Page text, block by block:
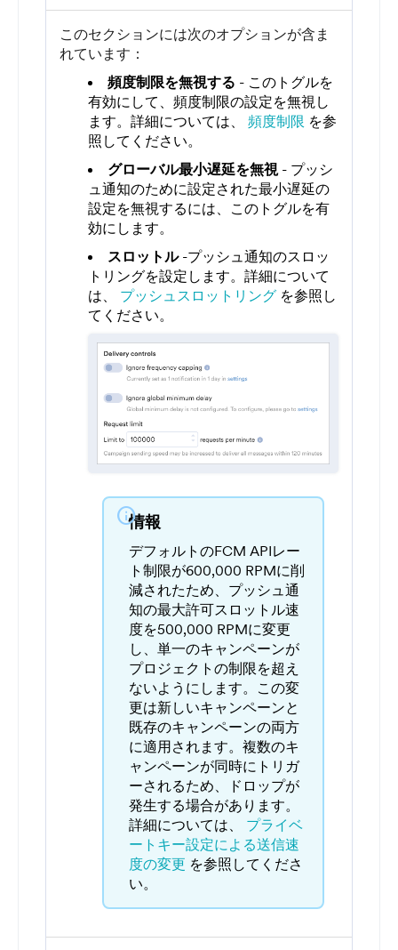
このセクションには次のオプションが含ま
れています：
頻度制限を無視する - このトグルを
有効にして、頻度制限の設定を無視し
ます。詳細については、 頻度制限 を参
照してください。
グローバル最小遅延を無視 - プッシ
ュ通知のために設定された最小遅延の
設定を無視するには、このトグルを有
効にします。
スロットル -プッシュ通知のスロッ
トリングを設定します。詳細について
は、 プッシュスロットリング を参照し
てください。
info情報
デフォルトのFCM APIレー
ト制限が600,000 RPMに削
減されたため、プッシュ通
知の最大許可スロットル速
度を500,000 RPMに変更
し、単一のキャンペーンが
プロジェクトの制限を超え
ないようにします。この変
更は新しいキャンペーンと
既存のキャンペーンの両方
に適用されます。複数のキ
ャンペーンが同時にトリガ
ーされるため、ドロップが
発生する場合があります。
詳細については、 プライベ
ートキー設定による送信速
度の変更 を参照してくださ
い。